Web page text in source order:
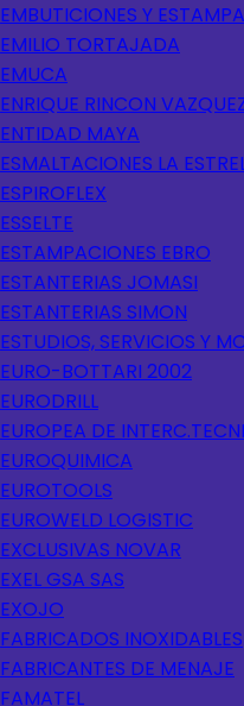
EMBUTICIONES Y
EMILIO TORTAJADA
EMUCA
ENRIQUE RINCON
ENTIDAD MAYA
ESMALTACIONES LA
ESPIROFLEX
ESSELTE
ESTAMPACIONES EBRO
ESTANTERIAS JOMASI
ESTANTERIAS SIMON
ESTUDIOS, SERVICIOS Y
EURO-BOTTARI 2002
EURODRILL
EUROPEA DE
EUROQUIMICA
EUROTOOLS
EUROWELD LOGISTIC
EXCLUSIVAS NOVAR
EXEL GSA SAS
EXOJO
FABRICADOS INOXIDABLES
FABRICANTES DE MENAJE
FAMATEL